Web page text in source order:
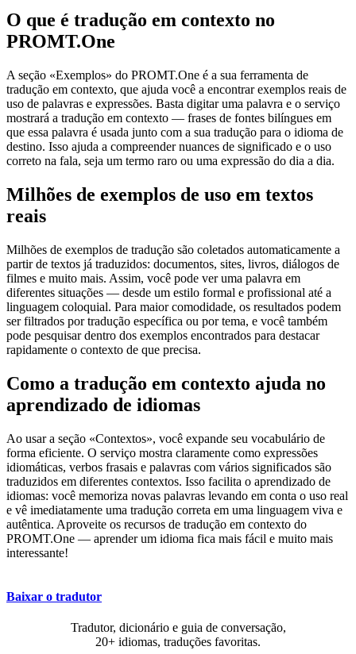
O que é tradução em contexto no
PROMT.One
A seção «Exemplos» do PROMT.One é a sua ferramenta de
tradução em contexto, que ajuda você a encontrar exemplos reais de
uso de palavras e expressões. Basta digitar uma palavra e o serviço
mostrará a tradução em contexto — frases de fontes bilíngues em
que essa palavra é usada junto com a sua tradução para o idioma de
destino. Isso ajuda a compreender nuances de significado e o uso
correto na fala, seja um termo raro ou uma expressão do dia a dia.
Milhões de exemplos de uso em textos
reais
Milhões de exemplos de tradução são coletados automaticamente a
partir de textos já traduzidos: documentos, sites, livros, diálogos de
filmes e muito mais. Assim, você pode ver uma palavra em
diferentes situações — desde um estilo formal e profissional até a
linguagem coloquial. Para maior comodidade, os resultados podem
ser filtrados por tradução específica ou por tema, e você também
pode pesquisar dentro dos exemplos encontrados para destacar
rapidamente o contexto de que precisa.
Como a tradução em contexto ajuda no
aprendizado de idiomas
Ao usar a seção «Contextos», você expande seu vocabulário de
forma eficiente. O serviço mostra claramente como expressões
idiomáticas, verbos frasais e palavras com vários significados são
traduzidos em diferentes contextos. Isso facilita o aprendizado de
idiomas: você memoriza novas palavras levando em conta o uso real
e vê imediatamente uma tradução correta em uma linguagem viva e
autêntica. Aproveite os recursos de tradução em contexto do
PROMT.One — aprender um idioma fica mais fácil e muito mais
interessante!
Baixar o tradutor
Tradutor, dicionário e guia de conversação,
20+ idiomas, traduções favoritas.